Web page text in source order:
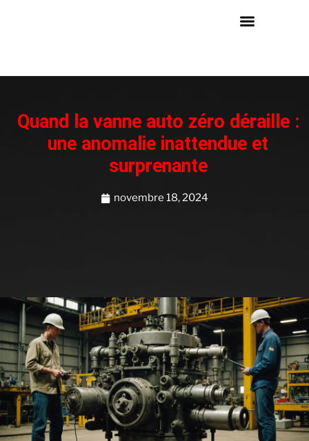
Quand la vanne auto zéro déraille :
une anomalie inattendue et
surprenante
novembre 18, 2024